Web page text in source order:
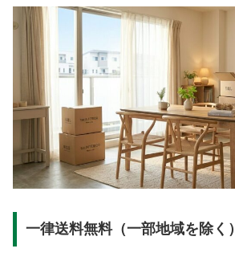
一律送料無料（一部地域を除く）